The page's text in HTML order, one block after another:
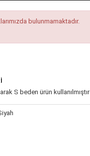
bulunmamaktadır.
S beden ürün kullanılmıştır